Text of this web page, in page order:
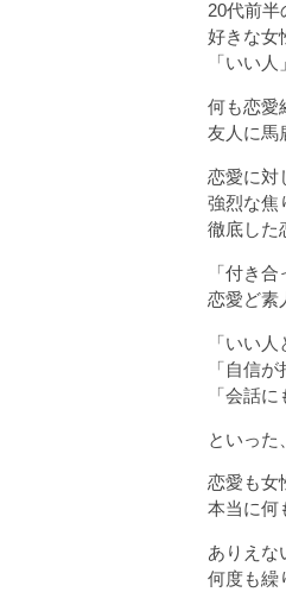
20代前半
好きな女
「いい
何も恋愛
友人に馬
恋愛に対
強烈な焦
徹底した
「付き
恋愛ど素
「いい
「自信が
「会話
といった、
恋愛も女
本当に何
ありえな
何度も繰